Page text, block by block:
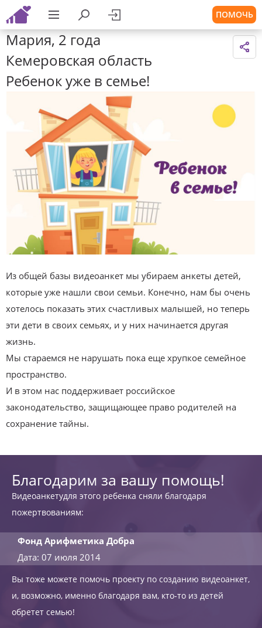
ПОМОЧЬ
Мария, 2 года
Кемеровская область
Ребенок уже в семье!
Из общей базы видеоанкет мы убираем анкеты детей,
которые уже нашли свои семьи. Конечно, нам бы очень
хотелось показать этих счастливых малышей, но теперь
эти дети в своих семьях, и у них начинается другая
жизнь.
Мы стараемся не нарушать пока еще хрупкое семейное
пространство.
И в этом нас поддерживает российское
законодательство, защищающее право родителей на
сохранение тайны.
Благодарим за вашу помощь!
Видеоанкетудля этого ребенка сняли благодаря
пожертвованиям:
Фонд Арифметика Добра
Дата: 07 июля 2014
Вы тоже можете помочь проекту по созданию видеоанкет,
и, возможно, именно благодаря вам, кто-то из детей
обретет семью!